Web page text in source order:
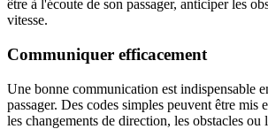
être à l'écoute de son passager, anticiper les
vitesse.
Communiquer efficacement
Une bonne communication est indispensable
passager. Des codes simples peuvent être mis
les changements de direction, les obstacles ou